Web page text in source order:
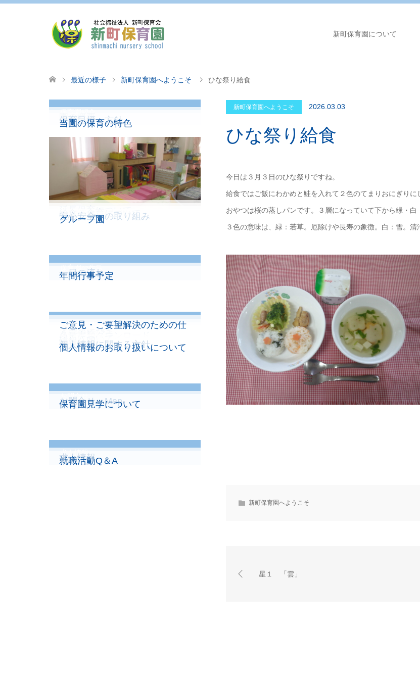
新町保育園について
最近の様子 新町保育園へようこそ ひな祭り給食
新町保育園へようこそ 2026.03.03
ひな祭り給食
今日は３月３日のひな祭りですね。
給食ではご飯にわかめと鮭を入れて２色のてまりおにぎりに
おやつは桜の蒸しパンです。３層になっていて下から緑・
３色の意味は、緑：若草。厄除けや長寿の象徴。白：雪。清
新町保育園へようこそ
星１ 「雲」
保育園紹介
園の概要
保育目標・方針
当園の保育の特色
延長保育について
給食・食育について
安心安全への取り組み
グループ園
保育園の生活
一日の流れ
年間行事予定
保護者向けコンテンツ
ほけん
入園のてびき
各種書類ダウンロード
ご意見・ご要望解決のための仕
組みについて
情報公開
個人情報に関する方針
個人情報のお取り扱いについて
お問合せ
お問合せ・Map
保育園見学について
求人情報
求人情報
就職活動Q＆A